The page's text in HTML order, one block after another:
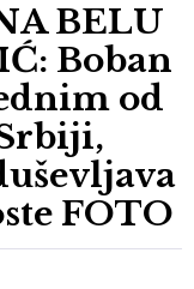
BELU
Boban
od
FOTO